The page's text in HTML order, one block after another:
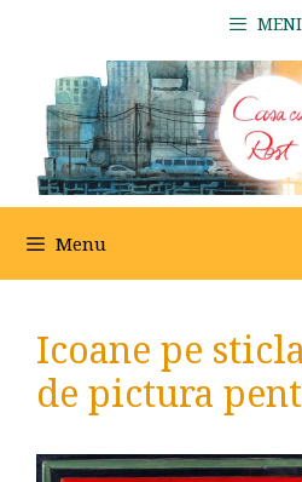
conținut
Menu
Icoane pe
de pictura